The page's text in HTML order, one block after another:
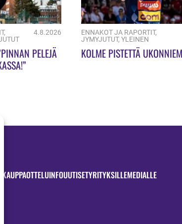
,
4.8.2026
PELEJÄ
ENNAKOT JA RAPORTIT,
JYMYJUTUT, YLEINEN
KOLME PISTETTÄ
OTTELUINFOUUTISETYRITYKSILLEMEDIALLE